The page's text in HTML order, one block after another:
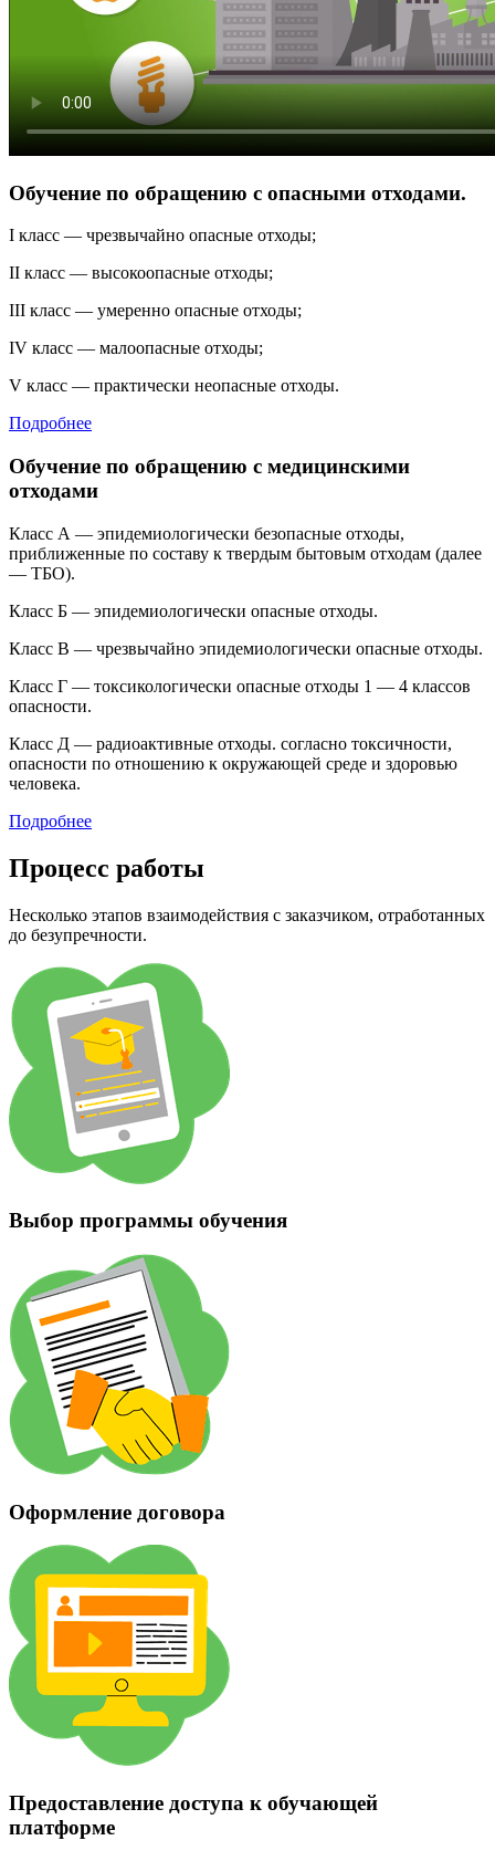
Обучение по обращению с опасными отходами.
I класс — чрезвычайно опасные отходы;
II класс — высокоопасные отходы;
III класс — умеренно опасные отходы;
IV класс — малоопасные отходы;
V класс — практически неопасные отходы.
Подробнее
Обучение по обращению с медицинскими
отходами
Класс А — эпидемиологически безопасные отходы,
приближенные по составу к твердым бытовым отходам (далее
— ТБО).
Класс Б — эпидемиологически опасные отходы.
Класс В — чрезвычайно эпидемиологически опасные отходы.
Класс Г — токсикологически опасные отходы 1 — 4 классов
опасности.
Класс Д — радиоактивные отходы. согласно токсичности,
опасности по отношению к окружающей среде и здоровью
человека.
Подробнее
Процесс работы
Несколько этапов взаимодействия с заказчиком, отработанных
до безупречности.
Выбор программы обучения
Оформление договора
Предоставление доступа к обучающей
платформе